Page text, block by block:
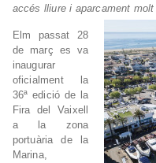
accés lliure i aparcament
Elm passat 28
de març es va
inaugurar
oficialment la
36ª edició de la
Fira del Vaixell
a la zona
portuària de la
Marina,